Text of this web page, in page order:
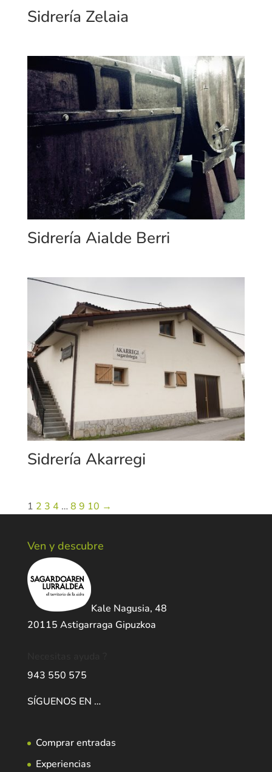
Sidrería Zelaia
Sidrería Aialde Berri
Sidrería Akarregi
1 2 3 4 … 8 9 10 →
Ven y descubre
Kale Nagusia, 48
20115 Astigarraga Gipuzkoa
943 550 575
SÍGUENOS EN …
Comprar entradas
Experiencias